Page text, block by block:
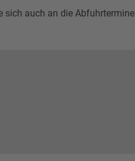
sich auch an die Abfuhrtermine